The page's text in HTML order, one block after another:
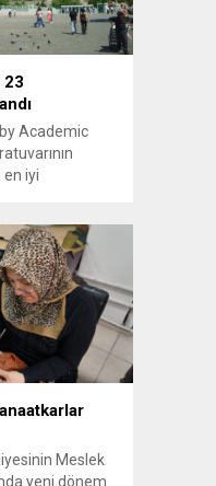
23
Academic
en iyi
Meslek
yeni dönem